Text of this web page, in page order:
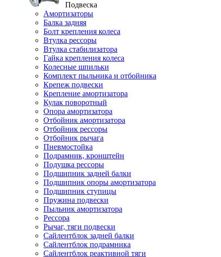
Подвеска
Амортизаторы
Балка задняя
Болт крепления колеса
Втулка рессоры
Втулка стабилизатора
Гайка крепления колеса
Колесные шпильки
Комплект пыльника и отбойника
Крепеж подвески
Крепление амортизатора
Кулак поворотный
Опора амортизатора
Отбойник амортизатора
Отбойник рессоры
Отбойник рычага
Пневмостойка
Подрамник, кронштейн
Подушка рессоры
Подшипник задней балки
Подшипник опоры амортизатора
Подшипник ступицы
Пружина подвески
Пыльник амортизатора
Рессора
Рычаг, тяги подвески
Сайлентблок задней балки
Сайлентблок подрамника
Сайлентблок реактивной тяги